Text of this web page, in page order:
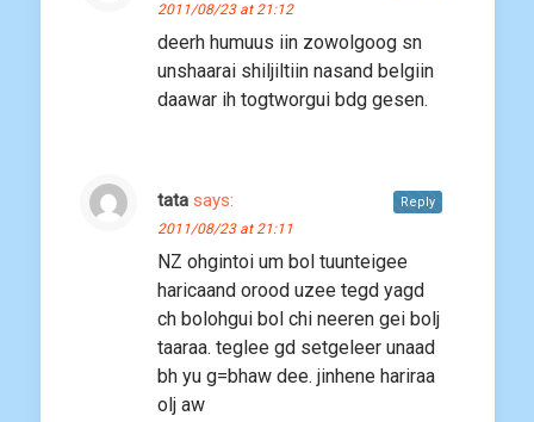
2011/08/23 at 21:12
deerh humuus iin zowolgoog sn
unshaarai shiljiltiin nasand belgiin
daawar ih togtworgui bdg gesen.
tata says:
2011/08/23 at 21:11
NZ ohgintoi um bol tuunteigee
haricaand orood uzee tegd yagd
ch bolohgui bol chi neeren gei bolj
taaraa. teglee gd setgeleer unaad
bh yu g=bhaw dee. jinhene hariraa
olj aw
Reply